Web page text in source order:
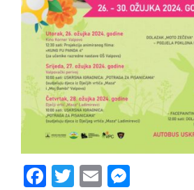
Facebook
Twitter
Email